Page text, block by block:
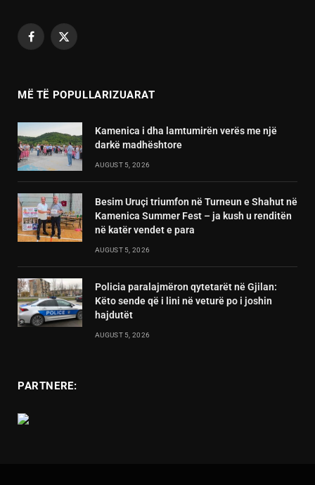
Facebook
X
MË TË POPULLARIZUARAT
Kamenica i dha lamtumirën verës me një
darkë madhështore
AUGUST 5, 2026
Besim Uruçi triumfon në Turneun e Shahut në
Kamenica Summer Fest – ja kush u renditën
në katër vendet e para
AUGUST 5, 2026
Policia paralajmëron qytetarët në Gjilan:
Këto sende që i lini në veturë po i joshin
hajdutët
AUGUST 5, 2026
PARTNERE: